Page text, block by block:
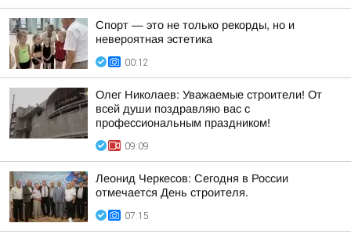
Спорт — это не только рекорды, но и
невероятная эстетика
00:12
Олег Николаев: Уважаемые строители! От
всей души поздравляю вас с
профессиональным праздником!
09:09
Леонид Черкесов: Сегодня в России
отмечается День строителя.
07:15